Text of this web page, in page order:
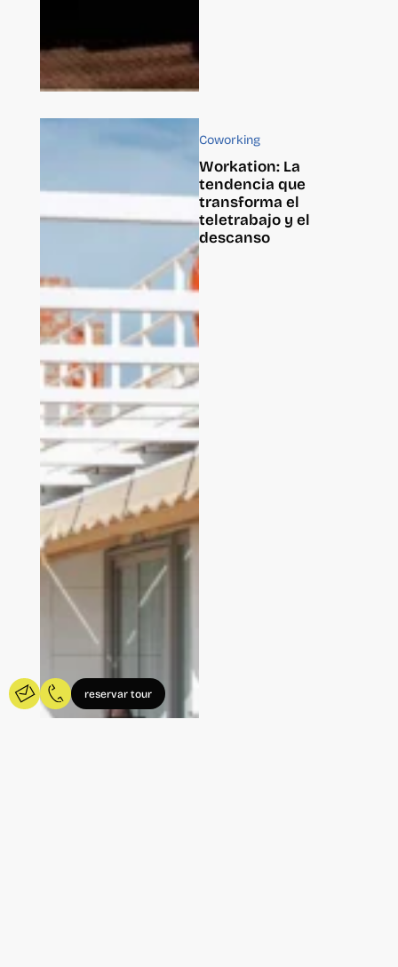
Coworking
Workation: La
tendencia que
transforma el
teletrabajo y el
descanso
reservar tour